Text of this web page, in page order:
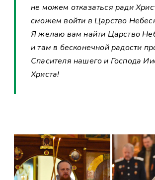
не можем отказаться ради
сможем войти в Царство
Я желаю вам найти Царство
и там в бесконечной радости
Спасителя нашего и Господа
Христа!